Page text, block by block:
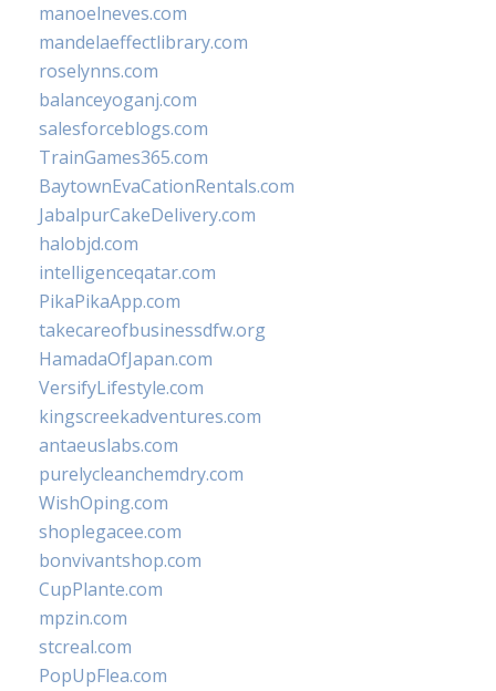
manoelneves.com
mandelaeffectlibrary.com
roselynns.com
balanceyoganj.com
salesforceblogs.com
TrainGames365.com
BaytownEvaCationRentals.com
JabalpurCakeDelivery.com
halobjd.com
intelligenceqatar.com
PikaPikaApp.com
takecareofbusinessdfw.org
HamadaOfJapan.com
VersifyLifestyle.com
kingscreekadventures.com
antaeuslabs.com
purelycleanchemdry.com
WishOping.com
shoplegacee.com
bonvivantshop.com
CupPlante.com
mpzin.com
stcreal.com
PopUpFlea.com